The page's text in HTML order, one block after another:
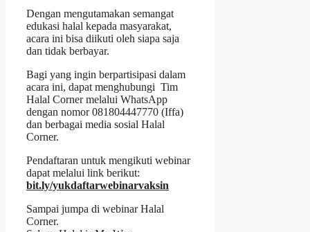
Dengan mengutamakan semangat
edukasi halal kepada masyarakat,
acara ini bisa diikuti oleh siapa saja
dan tidak berbayar.
Bagi yang ingin berpartisipasi dalam
acara ini, dapat menghubungi Tim
Halal Corner melalui WhatsApp
dengan nomor 081804447770 (Iffa)
dan berbagai media sosial Halal
Corner.
Pendaftaran untuk mengikuti webinar
dapat melalui link berikut:
bit.ly/yukdaftarwebinarvaksin
Sampai jumpa di webinar Halal
Corner.